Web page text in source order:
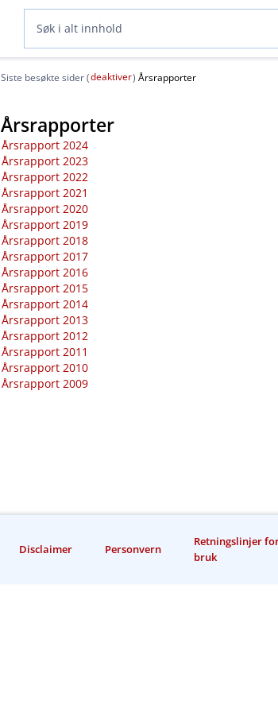
Siste besøkte sider (deaktiver) Årsrapporter
Årsrapporter
Årsrapport 2024
Årsrapport 2023
Årsrapport 2022
Årsrapport 2021
Årsrapport 2020
Årsrapport 2019
Årsrapport 2018
Årsrapport 2017
Årsrapport 2016
Årsrapport 2015
Årsrapport 2014
Årsrapport 2013
Årsrapport 2012
Årsrapport 2011
Årsrapport 2010
Årsrapport 2009
Disclaimer Personvern
Retningslinjer
bruk